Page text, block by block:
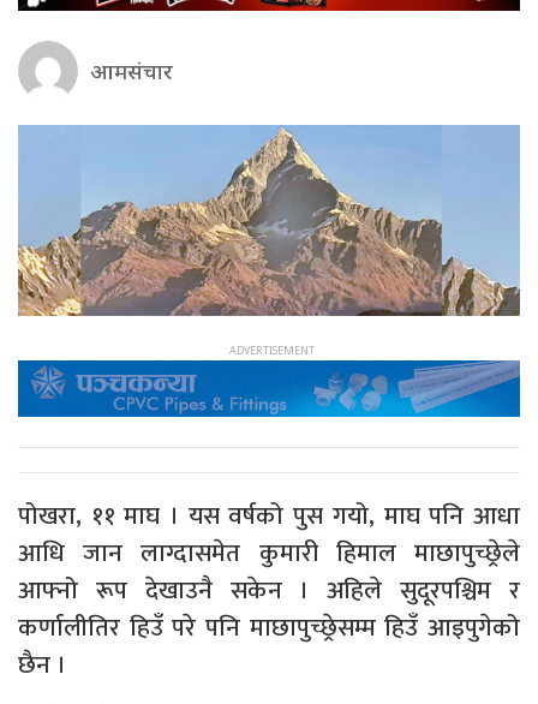
आमसंचार
पोखरा, ११ माघ । यस वर्षको पुस गयो, माघ पनि आधा
आधि जान लाग्दासमेत कुमारी हिमाल माछापुच्छ्रेले
आफ्नो रूप देखाउनै सकेन । अहिले सुदूरपश्चिम र
कर्णालीतिर हिउँ परे पनि माछापुच्छ्रेसम्म हिउँ आइपुगेको
छैन ।